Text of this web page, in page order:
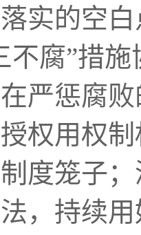
实的空
不腐”措
严惩腐
权用权
度笼子
，持续